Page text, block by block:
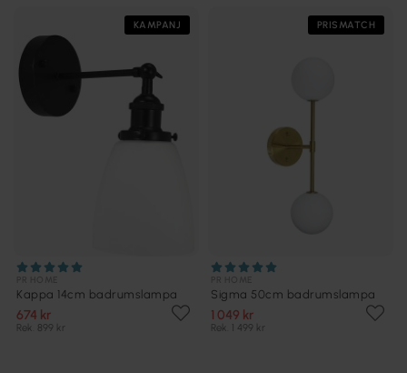
KAMPANJ
Kappa 14cm badrumslampa
674 kr
Rek. 899 kr
PRISMATCH
Sigma 50cm badrumslampa
1 049 kr
Rek. 1 499 kr